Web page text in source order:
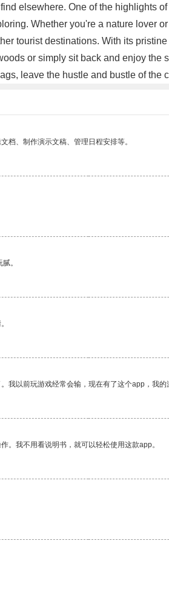
elsewhere. One of the highlights
Whether you're a nature lover
tourist destinations. With its
or simply sit back and enjoy
leave the hustle and bustle of
档、制作演示文稿、管理日程安排等。
。
以前玩游戏经常会输，现在有了这个app，我的
。我不用看说明书，就可以轻松使用这款app。